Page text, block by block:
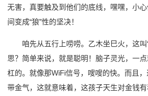
无害，真要触及到他们的底线，嘿嘿，小心
间变成“狼”性的坚决！
咱先从五行上唠唠。乙木坐巳火，这叫
思？简单来说，就是聪明！脑子灵光，一
杠的。就像那WiFi信号，嗖嗖的快。而且
带金气，这就意味着，这孩子天生对金钱